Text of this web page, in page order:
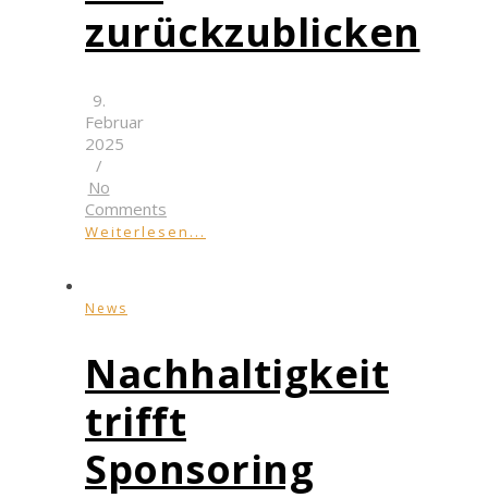
zurückzublicken
9.
Februar
2025
/
No
Comments
Weiterlesen...
News
Nachhaltigkeit
trifft
Sponsoring